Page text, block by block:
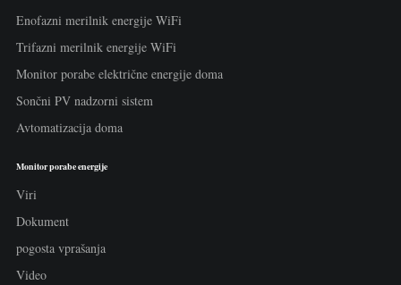
Enofazni merilnik energije WiFi
Trifazni merilnik energije WiFi
Monitor porabe električne energije doma
Sončni PV nadzorni sistem
Avtomatizacija doma
Monitor porabe energije
Viri
Dokument
pogosta vprašanja
Video